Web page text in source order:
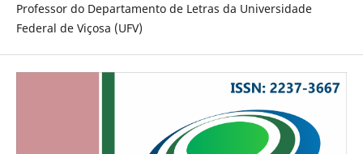
Professor do Departamento de Letras da Universidade
Federal de Viçosa (UFV)